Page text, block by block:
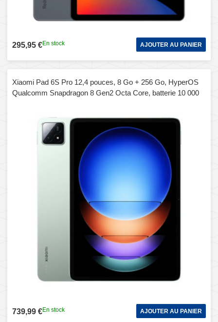
295,95 €En stock AJOUTER AU PANIER
Xiaomi Pad 6S Pro 12,4 pouces, 8 Go + 256 Go, HyperOS
Qualcomm Snapdragon 8 Gen2 Octa Core, batterie 10 000
739,99 €En stock AJOUTER AU PANIER